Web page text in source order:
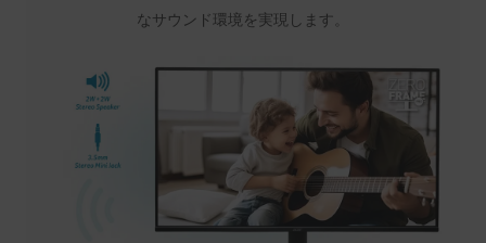
なサウンド環境を実現します。